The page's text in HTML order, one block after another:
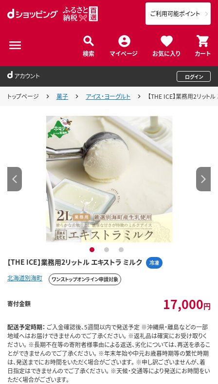
検索 マイページ お気に入り カート
ご利用可能ポイント
アカウント ログイン
トップページ 菓子 アイス・ヨーグルト 【THE ICE】業務用2リット
【THE ICE】業務用2リットル エキストラ ミルク 冷凍
1 2 3
北海道別海町 ワンストップオンライン申請対象
寄付金額 17,000円
配送予定時期： ご入金確認後、5週間以内で発送予定 ※沖縄県・離島などの一部
地域へはお届けできませんのでご了承ください。 ※返礼品は確実にお受け取りく
ださい。 ※長期不在等の寄附者様事由による返送、劣化については、再送を承るこ
とができませんのでご了承ください。 ※年末年始や中元お歳暮時期等の繁忙時期
は、発送までにお時間をいただく場合がございます。 ※申し訳ございませんが、着
日指定はできませんのでご了承ください。 ※天候・交通等により発送にお時間をい
ただく場合がございます。